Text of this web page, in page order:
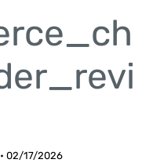
• 02/17/2026